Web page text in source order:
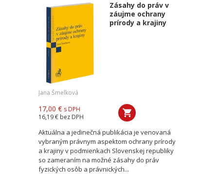
Zásahy do práv v
záujme ochrany
prírody a krajiny
Jana Šmelková
17,00 € s DPH
16,19 € bez DPH
Aktuálna a jedinečná publikácia je venovaná
vybraným právnym aspektom ochrany prírody
a krajiny v podmienkach Slovenskej republiky
so zameraním na možné zásahy do práv
fyzických osôb a právnických...